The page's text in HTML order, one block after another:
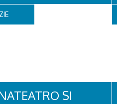
del Soccorso alpino di San
ha quindi raggiunto
SI